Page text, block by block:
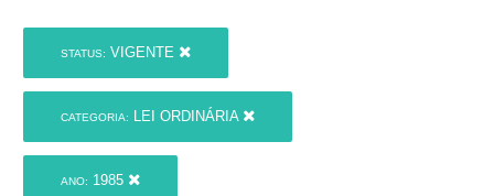
STATUS: VIGENTE
CATEGORIA: LEI ORDINÁRIA
ANO: 1985